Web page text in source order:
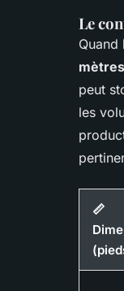
Le
Quand
mètres
peut
les
📏